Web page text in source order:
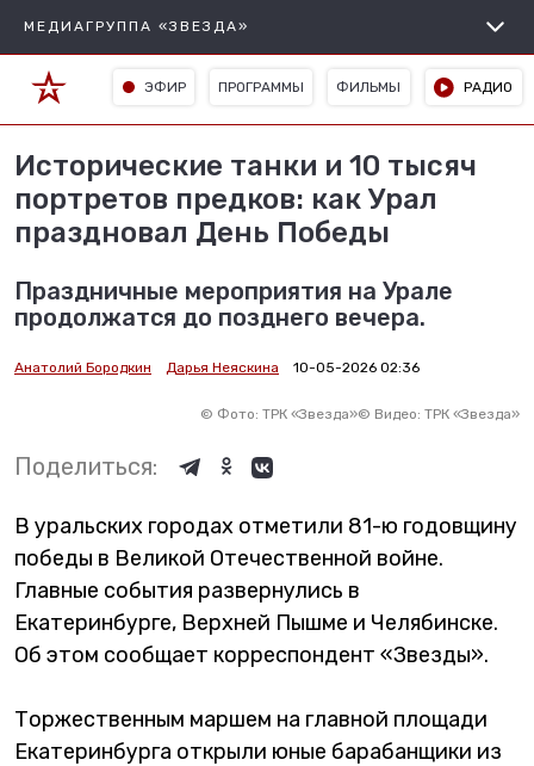
МЕДИАГРУППА «ЗВЕЗДА»
ЭФИР ПРОГРАММЫ ФИЛЬМЫ РАДИО
Исторические танки и 10 тысяч
портретов предков: как Урал
праздновал День Победы
Праздничные мероприятия на Урале
продолжатся до позднего вечера.
Анатолий Бородкин Дарья Неяскина 10-05-2026 02:36
© Фото: ТРК «Звезда»© Видео: ТРК «Звезда»
Поделиться:
В уральских городах отметили 81-ю годовщину
победы в Великой Отечественной войне.
Главные события развернулись в
Екатеринбурге, Верхней Пышме и Челябинске.
Об этом сообщает корреспондент «Звезды».
Торжественным маршем на главной площади
Екатеринбурга открыли юные барабанщики из